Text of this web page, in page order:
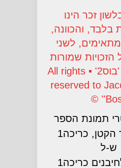
זכר הינו
בלבד, והכוונה,
לשני
שמורות
ליעקב שקד - 'בוס2' ▪ All rights
reserved to
ש-ל